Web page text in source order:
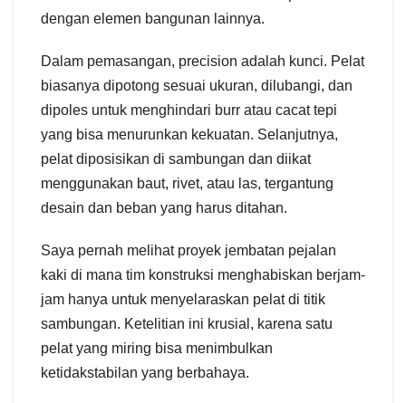
dengan elemen bangunan lainnya.
Dalam pemasangan, precision adalah kunci. Pelat
biasanya dipotong sesuai ukuran, dilubangi, dan
dipoles untuk menghindari burr atau cacat tepi
yang bisa menurunkan kekuatan. Selanjutnya,
pelat diposisikan di sambungan dan diikat
menggunakan baut, rivet, atau las, tergantung
desain dan beban yang harus ditahan.
Saya pernah melihat proyek jembatan pejalan
kaki di mana tim konstruksi menghabiskan berjam-
jam hanya untuk menyelaraskan pelat di titik
sambungan. Ketelitian ini krusial, karena satu
pelat yang miring bisa menimbulkan
ketidakstabilan yang berbahaya.